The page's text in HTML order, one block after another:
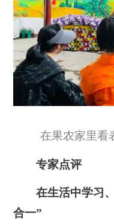
在果农家里看
专家点评
在生活中学习、
合一”